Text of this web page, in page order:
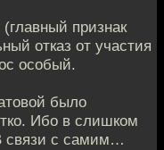
признак
отказ от участия
особый.
было
Ибо в слишком
связи с самим…